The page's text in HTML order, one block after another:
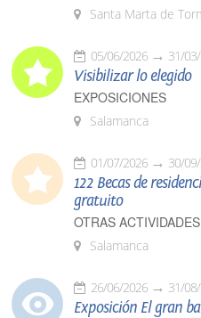
Santa Marta de
05/06/2026 31/
Visibilizar lo elegido
EXPOSICIONES
Salamanca
01/07/2026 30/
122 Becas de
gratuito
OTRAS ACTIVIDADES
Salamanca
26/06/2026 31/
Exposición El gran